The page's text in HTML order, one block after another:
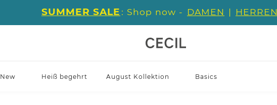
SUMMER SALE : Shop now - DAMEN | HERREN
New Heiß begehrt August Kollektion Basics